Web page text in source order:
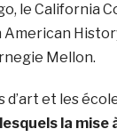
le California
American
Mellon.
d’art et les
la mise